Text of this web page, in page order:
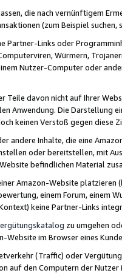
die nach vernünftigem
(zum Beispiel
Partner-Links oder
Würmern,
Nutzer-Computer oder
Teile davon nicht auf Ihrer
Anwendung. Die Darstellung
keinen Verstoß gegen diese
andere Inhalte, die eine
oder bereitstellen, mit
befindlichen Material
Amazon-Website
einem Forum, einem
keine Partner-Links
zu umgehen
Website im Browser eines
(Traffic) oder
auf den Computern der